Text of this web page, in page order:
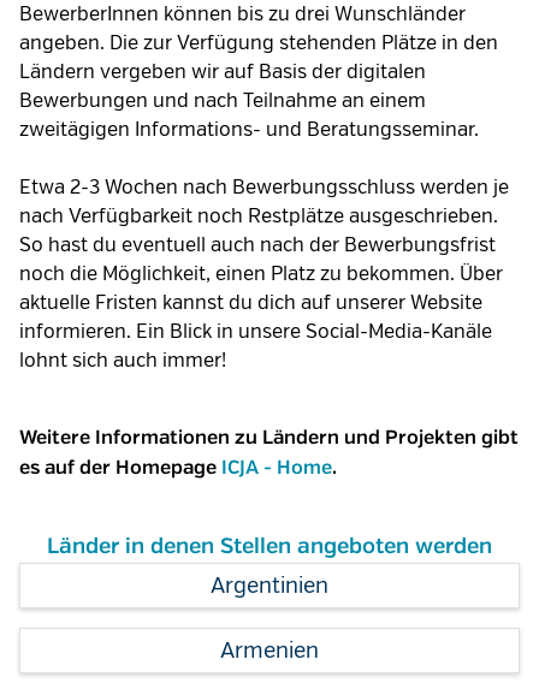
BewerberInnen können bis zu drei Wunschländer
angeben. Die zur Verfügung stehenden Plätze in den
Ländern vergeben wir auf Basis der digitalen
Bewerbungen und nach Teilnahme an einem
zweitägigen Informations- und Beratungsseminar.
Etwa 2-3 Wochen nach Bewerbungsschluss werden je
nach Verfügbarkeit noch Restplätze ausgeschrieben.
So hast du eventuell auch nach der Bewerbungsfrist
noch die Möglichkeit, einen Platz zu bekommen. Über
aktuelle Fristen kannst du dich auf unserer Website
informieren. Ein Blick in unsere Social-Media-Kanäle
lohnt sich auch immer!
Weitere Informationen zu Ländern und Projekten gibt
es auf der Homepage ICJA - Home.
Länder in denen Stellen angeboten werden
Argentinien
Armenien